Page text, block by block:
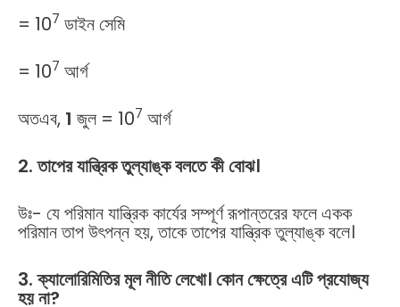
= 107 ডাইন সেমি
= 107 আর্গ
অতএব, 1 জুল = 107 আর্গ
2. তাপের যান্ত্রিক তুল্যাঙ্ক বলতে কী বোঝ।
উঃ- যে পরিমান যান্ত্রিক কার্যের সম্পূর্ণ রূপান্তরের ফলে একক
পরিমান তাপ উৎপন্ন হয়, তাকে তাপের যান্ত্রিক তুল্যাঙ্ক বলে।
3. ক্যালোরিমিতির মূল নীতি লেখো। কোন ক্ষেত্রে এটি প্রযোজ্য
হয় না?